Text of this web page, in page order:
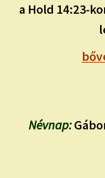
a Hold 14:23-
Névnap: